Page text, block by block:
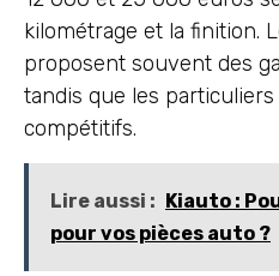
kilométrage et la finition.
proposent souvent des
tandis que les
compétitifs.
Lire aussi : Kiauto :
pour vos pièces auto ?